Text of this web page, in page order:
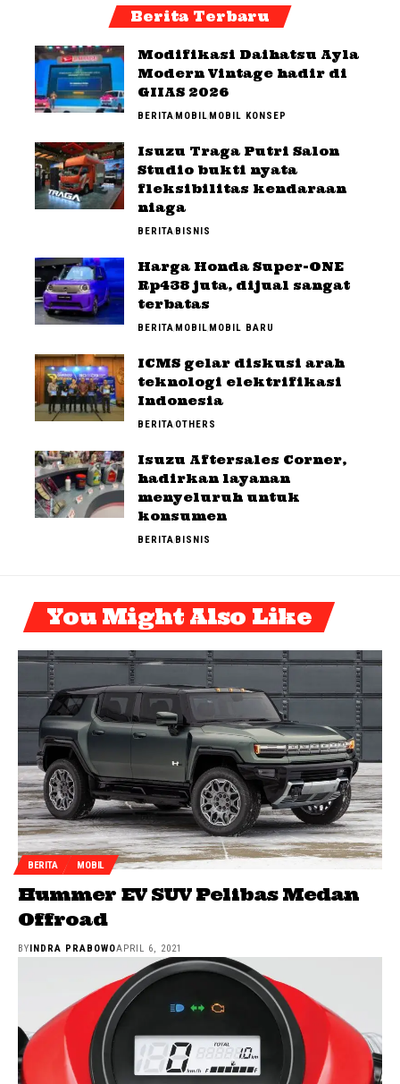
Berita Terbaru
Modifikasi Daihatsu Ayla
Modern Vintage hadir di
GIIAS 2026
BERITAMOBILMOBIL KONSEP
Isuzu Traga Putri Salon
Studio bukti nyata
fleksibilitas kendaraan
niaga
BERITABISNIS
Harga Honda Super-ONE
Rp438 juta, dijual sangat
terbatas
BERITAMOBILMOBIL BARU
ICMS gelar diskusi arah
teknologi elektrifikasi
Indonesia
BERITAOTHERS
Isuzu Aftersales Corner,
hadirkan layanan
menyeluruh untuk
konsumen
BERITABISNIS
You Might Also Like
BERITA MOBIL
Hummer EV SUV Pelibas Medan
Offroad
BY INDRA PRABOWOAPRIL 6, 2021